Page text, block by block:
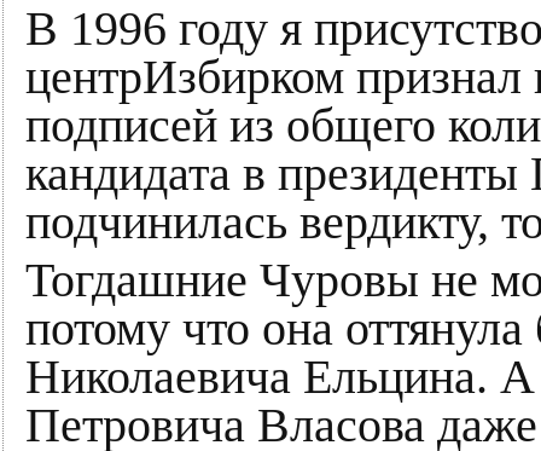
В 1996 году я
центрИзбирком
подписей из общего
кандидата в
подчинилась вердикту,
Тогдашние Чуровы не
потому что она
Николаевича Ельцина.
Петровича Власова